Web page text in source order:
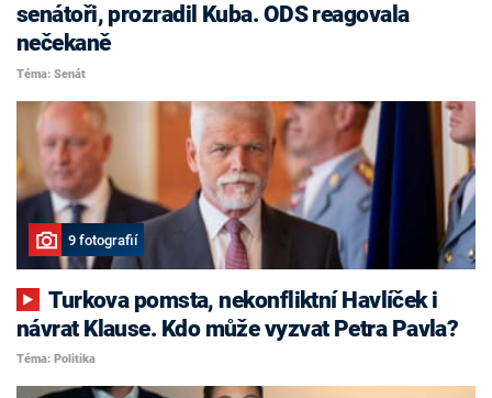
senátoři, prozradil Kuba. ODS reagovala
nečekaně
Téma: Senát
9 fotografií
Turkova pomsta, nekonfliktní Havlíček i
návrat Klause. Kdo může vyzvat Petra Pavla?
Téma: Politika